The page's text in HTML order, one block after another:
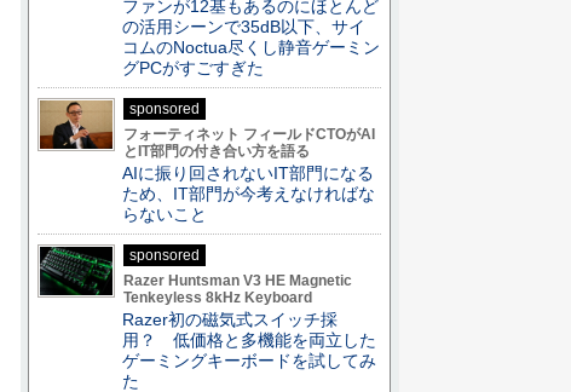
ファンが12基もあるのにほとんど
の活用シーンで35dB以下、サイ
コムのNoctua尽くし静音ゲーミン
グPCがすごすぎた
sponsored
フォーティネット フィールドCTOがAI
とIT部門の付き合い方を語る
AIに振り回されないIT部門になる
ため、IT部門が今考えなければな
らないこと
sponsored
Razer Huntsman V3 HE Magnetic
Tenkeyless 8kHz Keyboard
Razer初の磁気式スイッチ採
用？ 低価格と多機能を両立した
ゲーミングキーボードを試してみ
た